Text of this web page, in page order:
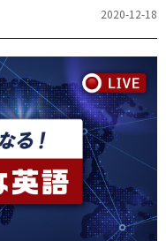
2020-12-18